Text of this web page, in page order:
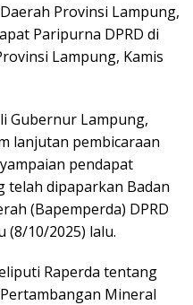
Provinsi Lampung,
Paripurna DPRD di
Lampung, Kamis
Gubernur Lampung,
lanjutan pembicaraan
pendapat
telah dipaparkan Badan
(Bapemperda) DPRD
(8/10/2025) lalu.
Raperda tentang
Mineral